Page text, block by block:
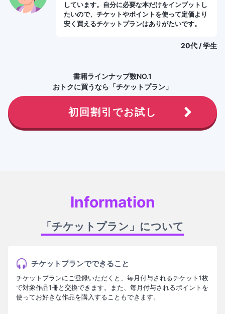
しています。自分に必要な本だけをインプットし
たいので、チケットやポイントを使って定価より
安く買えるチケットプランはありがたいです。
20代 / 学生
書籍ラインナップ数NO.1
おトクに買うなら「チケットプラン」
初回割引でお試し
Information
「チケットプラン」について
チケットプランでできること
チケットプランにご登録いただくと、毎月付与されるチケット1枚
で対象作品1冊と交換できます。また、毎月付与されるポイントを
使ってお好きな作品を購入することもできます。